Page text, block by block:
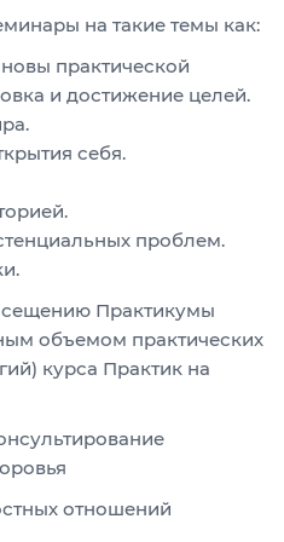
на такие темы как:
практической
и достижение целей.
себя.
проблем.
Практикумы
объемом практических
курса Практик на
отношений